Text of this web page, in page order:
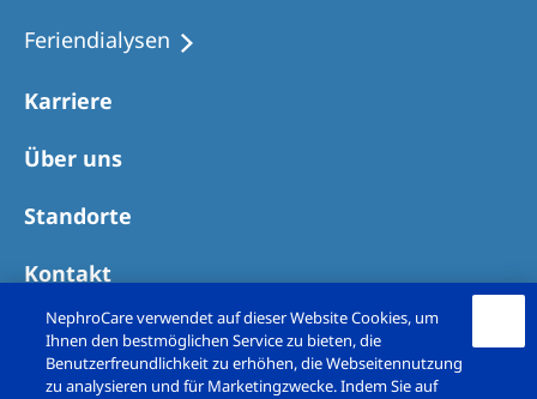
Feriendialysen
Karriere
Über uns
Standorte
Kontakt
NephroCare verwendet auf dieser Website Cookies, um
Ihnen den bestmöglichen Service zu bieten, die
Benutzerfreundlichkeit zu erhöhen, die Webseitennutzung
zu analysieren und für Marketingzwecke. Indem Sie auf